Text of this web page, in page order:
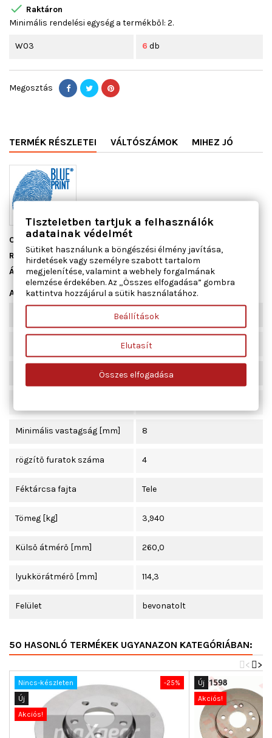
 Raktáron
Minimális rendelési egység a termékből: 2.
W03 6 db
Megosztás
TERMÉK RÉSZLETEI VÁLTÓSZÁMOK MIHEZ JÓ
CikkszámADH24325
Raktáron6 db
ÁllapotÚj
Adatlap
48,6
64
hátsótengely
Minimális vastagság [mm] 8
rögzítő furatok száma 4
Féktárcsa fajta Tele
Tömeg [kg] 3,940
Külső átmérő [mm] 260,0
lyukkörátmérő [mm] 114,3
Felület bevonatolt
50 HASONLÓ TERMÉKEK UGYANAZON KATEGÓRIÁBAN:
>
<
-25%
Nincs-készleten
Új
Akciós!
Új
Akciós!
Tiszteletben tartjuk a felhasználók
adatainak védelmét
Sütiket használunk a böngészési élmény javítása,
hirdetések vagy személyre szabott tartalom
megjelenítése, valamint a webhely forgalmának
elemzése érdekében. Az „Összes elfogadása” gombra
kattintva hozzájárul a sütik használatához.
Beállítások
Elutasít
Összes elfogadása